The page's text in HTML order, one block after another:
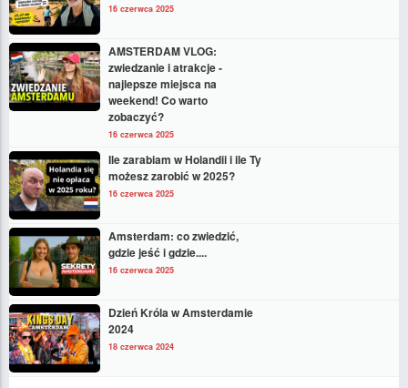
16 czerwca 2025
AMSTERDAM VLOG:
zwiedzanie i atrakcje -
najlepsze miejsca na
weekend! Co warto
zobaczyć?
16 czerwca 2025
Ile zarabiam w Holandii i ile Ty
możesz zarobić w 2025?
16 czerwca 2025
Amsterdam: co zwiedzić,
gdzie jeść i gdzie....
16 czerwca 2025
Dzień Króla w Amsterdamie
2024
18 czerwca 2024